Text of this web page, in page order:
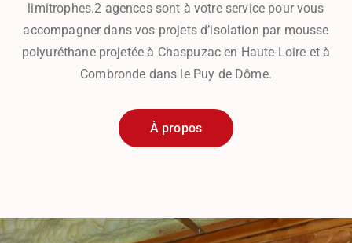
limitrophes.2 agences sont à votre service pour vous
accompagner dans vos projets d’isolation par mousse
polyuréthane projetée à Chaspuzac en Haute-Loire et à
Combronde dans le Puy de Dôme.
À propos